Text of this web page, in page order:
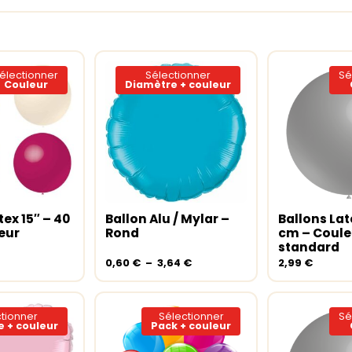
Couleur
options
Ce
produit
plusieurs
options
peuvent
être
choisies
sur
15″ – 40
Sélectionner
Diamètre + couleur
Choix des options
Ce
variations.
options
peuvent
être
choisies
sur
Ballon Alu / Mylar –
Rond
0,60 € – 3,64 €Plage
prix :
0,60 €
à
3,64 €
Choix
Ballons
cm –
standard
2,99 €
+ couleur
Sélectionner
Pack + couleur